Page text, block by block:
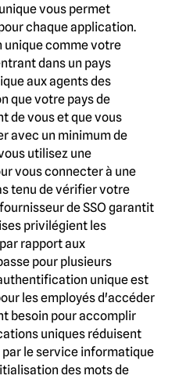
vous permet
chaque application.
comme votre
dans un pays
aux agents des
que votre pays de
de vous et que vous
avec un minimum de
utilisez une
vous connecter à une
tenu de vérifier votre
de SSO garantit
privilégient les
rapport aux
pour plusieurs
unique est
les employés d'accéder
besoin pour accomplir
uniques réduisent
le service informatique
des mots de